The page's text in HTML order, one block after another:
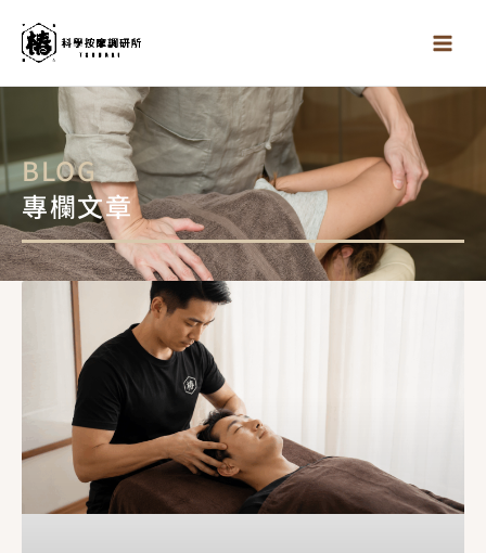
BLOG
專欄文章